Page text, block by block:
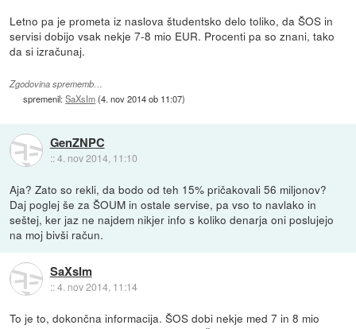
Letno pa je prometa iz naslova študentsko delo toliko, da ŠOS in
servisi dobijo vsak nekje 7-8 mio EUR. Procenti pa so znani, tako
da si izračunaj.
Zgodovina sprememb…
spremenil:SaXsIm(4. nov 2014 ob 11:07)
GenZNPC
::4. nov 2014, 11:10
Aja? Zato so rekli, da bodo od teh 15% pričakovali 56 miljonov?
Daj poglej še za ŠOUM in ostale servise, pa vso to navlako in
seštej, ker jaz ne najdem nikjer info s koliko denarja oni poslujejo
na moj bivši račun.
SaXsIm
::4. nov 2014, 11:14
To je to, dokončna informacija. ŠOS dobi nekje med 7 in 8 mio